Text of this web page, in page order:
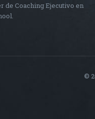
de Coaching Ejecutivo en
©